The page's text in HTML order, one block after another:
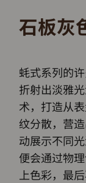
石板灰
蚝式系列的
折射出淡雅
术，打造从
纹分散，营
动展示不同
便会通过物
上色彩，最